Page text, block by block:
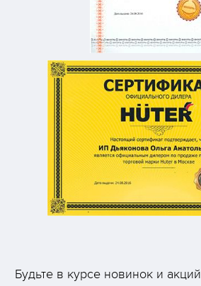
Будьте в курсе новинок и акций